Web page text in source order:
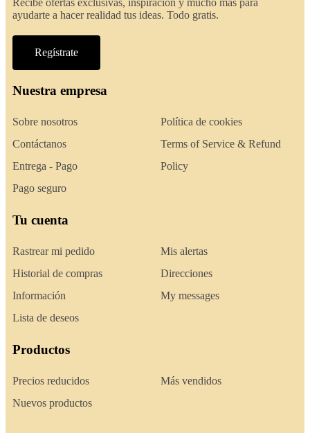
Recibe ofertas exclusivas, inspiración y mucho más para
ayudarte a hacer realidad tus ideas. Todo gratis.
Regístrate
Nuestra empresa
Sobre nosotros
Contáctanos
Entrega - Pago
Pago seguro
Política de cookies
Terms of Service & Refund
Policy
Tu cuenta
Rastrear mi pedido
Historial de compras
Información
Lista de deseos
Mis alertas
Direcciones
My messages
Productos
Precios reducidos
Nuevos productos
Más vendidos